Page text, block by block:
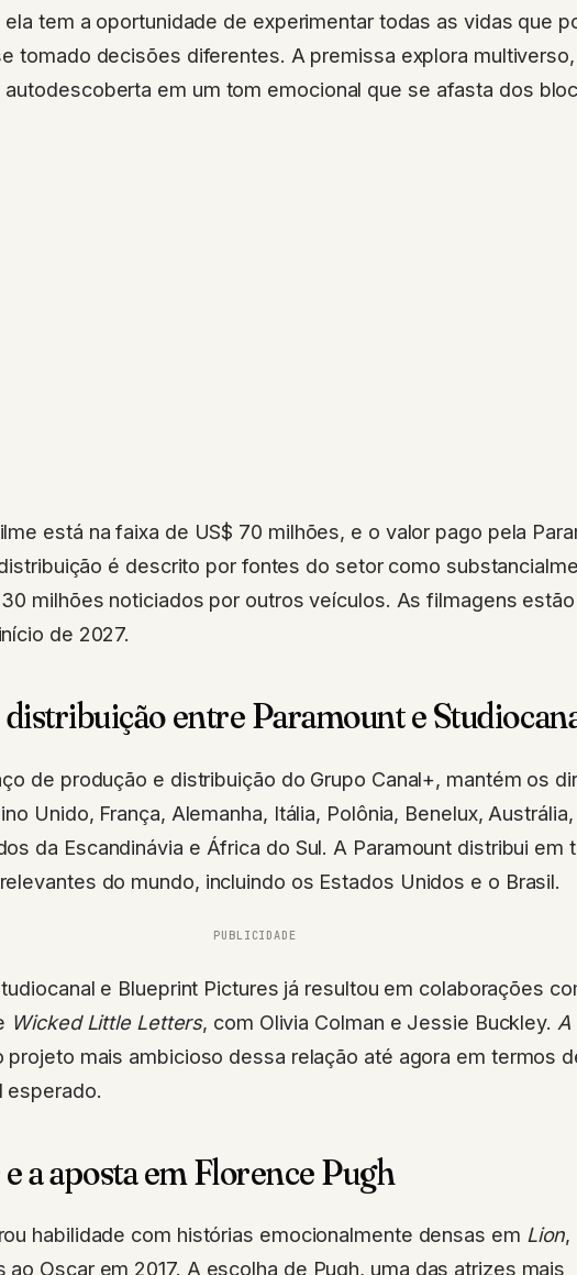
ela tem a oportunidade de experimentar todas as vidas que
tomado decisões diferentes. A premissa explora multiverso,
autodescoberta em um tom emocional que se afasta dos
está na faixa de US$ 70 milhões, e o valor pago pela
é descrito por fontes do setor como
milhões noticiados por outros veículos. As filmagens
de 2027.
entre Paramount e
de produção e distribuição do Grupo Canal+, mantém os
Unido, França, Alemanha, Itália, Polônia, Benelux,
da Escandinávia e África do Sul. A Paramount distribui em
do mundo, incluindo os Estados Unidos e o Brasil.
PUBLICIDADE
e Blueprint Pictures já resultou em colaborações
Wicked Little Letters, com Olivia Colman e Jessie Buckley. A
mais ambicioso dessa relação até agora em termos
esperado.
a aposta em Florence Pugh
habilidade com histórias emocionalmente densas em Lion,
ao Oscar em 2017. A escolha de Pugh, uma das atrizes mais